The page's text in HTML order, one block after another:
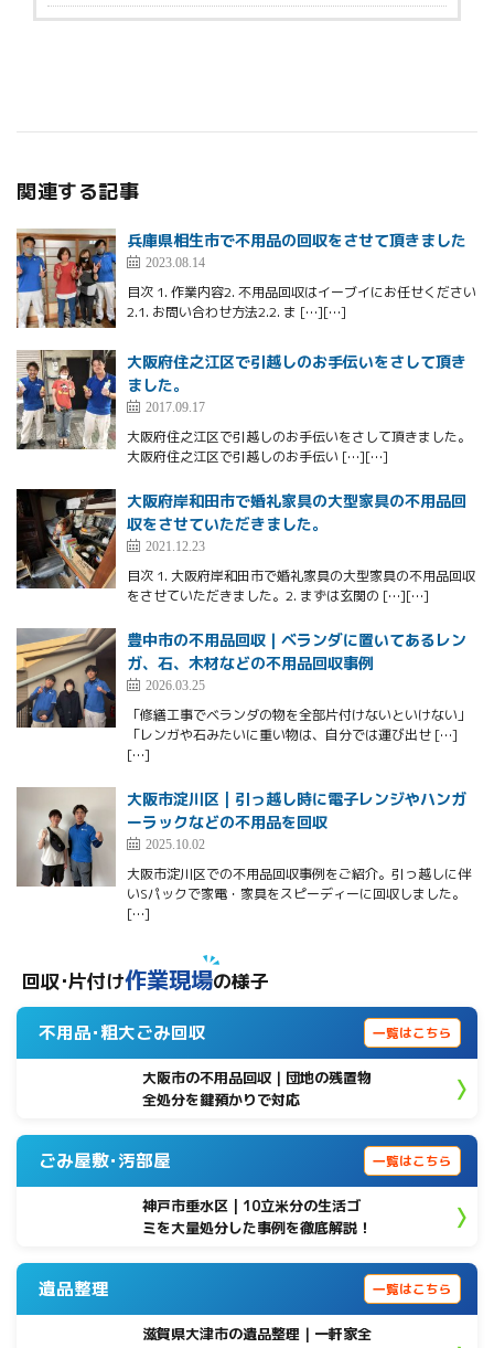
関連する記事
兵庫県相生市で不用品の回収をさせて頂きました
2023.08.14
目次 1. 作業内容2. 不用品回収はイーブイにお任せください
2.1. お問い合わせ方法2.2. ま […][…]
大阪府住之江区で引越しのお手伝いをさして頂き
ました。
2017.09.17
大阪府住之江区で引越しのお手伝いをさして頂きました。
大阪府住之江区で引越しのお手伝い […][…]
大阪府岸和田市で婚礼家具の大型家具の不用品回
収をさせていただきました。
2021.12.23
目次 1. 大阪府岸和田市で婚礼家具の大型家具の不用品回収
をさせていただきました。2. まずは玄関の […][…]
豊中市の不用品回収｜ベランダに置いてあるレン
ガ、石、木材などの不用品回収事例
2026.03.25
「修繕工事でベランダの物を全部片付けないといけない」
「レンガや石みたいに重い物は、自分では運び出せ […]
[…]
大阪市淀川区 | 引っ越し時に電子レンジやハンガ
ーラックなどの不用品を回収
2025.10.02
大阪市淀川区での不用品回収事例をご紹介。引っ越しに伴
いSパックで家電・家具をスピーディーに回収しました。
[…]
回収･片付け作業現場の様子
不用品･粗大ごみ回収 一覧はこちら
大阪市の不用品回収｜団地の残置物
全処分を鍵預かりで対応
ごみ屋敷･汚部屋 一覧はこちら
神戸市垂水区 | 10立米分の生活ゴ
ミを大量処分した事例を徹底解説！
遺品整理 一覧はこちら
滋賀県大津市の遺品整理｜一軒家全